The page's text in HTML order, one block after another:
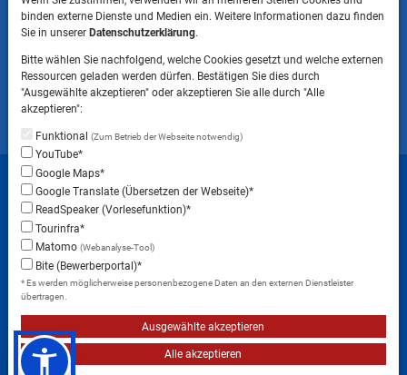
HINWEIS
ins Landratsamt Landsberg am Lech NICHT
gestattet ist.
Startseite Sitemap
Datenschutzeinstellungen
Erklärung zur Barrierefreiheit
Instagram
Facebook
binden externe Dienste und Medien ein. Weitere Informationen dazu finden
Sie in unsererDatenschutzerklärung.
Bitte wählen Sie nachfolgend, welche Cookies gesetzt und welche externen
Ressourcen geladen werden dürfen. Bestätigen Sie dies durch
"Ausgewählte akzeptieren" oder akzeptieren Sie alle durch "Alle
akzeptieren":
Funktional(Zum Betrieb der Webseite notwendig)
YouTube*
Google Maps*
Google Translate (Übersetzen der Webseite)*
ReadSpeaker (Vorlesefunktion)*
Tourinfra*
Matomo(Webanalyse-Tool)
Bite (Bewerberportal)*
* Es werden möglicherweise personenbezogene Daten an den externen Dienstleister
übertragen.
Ausgewählte akzeptieren
Alle akzeptieren